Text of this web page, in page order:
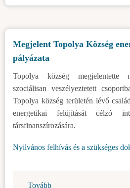
a
Megjelent Topolya Község
pályázata
Topolya község megjelentette
szociálisan veszélyeztetett
Topolya község területén lévő
energetikai felújítását célzó
társfinanszírozására.
Nyilvános felhívás és a szükséges
Tovább